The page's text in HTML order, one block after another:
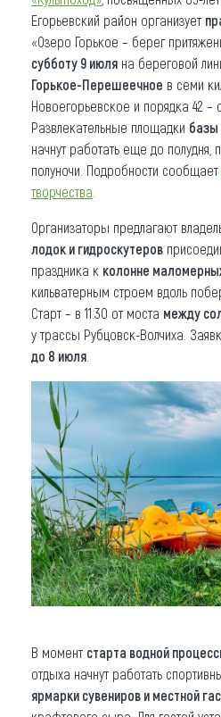
Егорьевский район организует
«Озеро Горькое – берег
субботу 9 июля на береговой
Горькое-Перешеечное в семи
Новоегорьевское и порядка 42 –
Развлекательные площадки базы
начнут работать еще до полудня,
полуночи. Подробности сообщает
творчества
Организаторы предлагают
лодок и гидроскутеров
праздника к колонне
кильватерным строем вдоль
Старт – в 11.30 от моста между
у трассы Рубцовск-Волчиха.
до 8 июля
В момент старта водной
отдыха начнут работать
ярмарки сувениров и местной